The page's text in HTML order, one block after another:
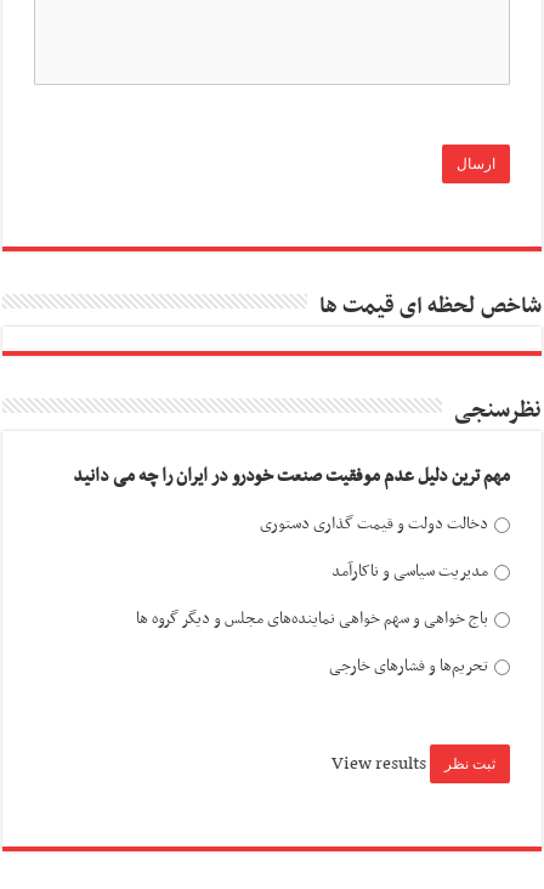
شاخص لحظه ای قیمت ها
نظرسنجی
مهم ترین دلیل عدم موفقیت صنعت خودرو در ایران را چه می دانید
دخالت دولت و قیمت گذاری دستوری
مدیریت سیاسی و ناکارآمد
باج خواهی و سهم خواهی نماینده‌های مجلس و دیگر گروه ها
تحریم‌ها و فشارهای خارجی
View results